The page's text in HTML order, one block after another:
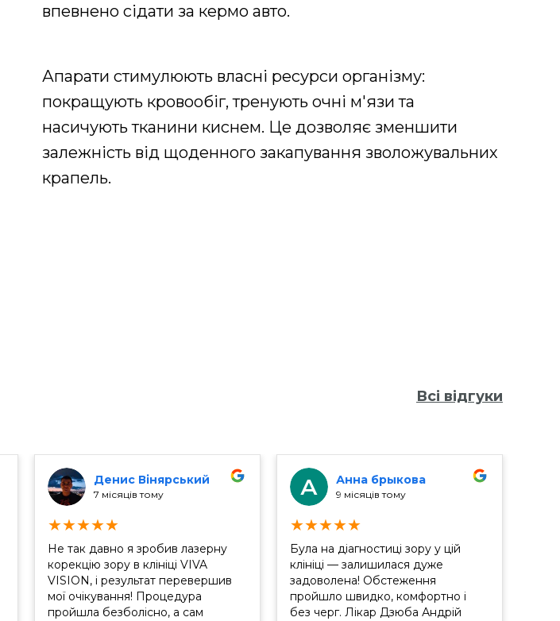
впевнено сідати за кермо авто.
Апарати стимулюють власні ресурси організму:
покращують кровообіг, тренують очні м'язи та
насичують тканини киснем. Це дозволяє зменшити
залежність від щоденного закапування зволожувальних
крапель.
Всі відгуки
Денис Вінярський
7 місяців тому
★★★★★
Не так давно я зробив лазерну
корекцію зору в клініці VIVA
VISION, і результат перевершив
мої очікування! Процедура
пройшла безболісно, а сам
А Анна брыкова
9 місяців тому
★★★★★
Була на діагностиці зору у цій
клініці — залишилася дуже
задоволена! Обстеження
пройшло швидко, комфортно і
без черг. Лікар Дзюба Андрій